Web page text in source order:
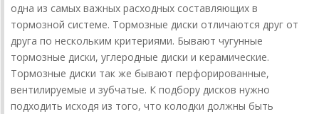
одна из самых важных расходных составляющих в
тормозной системе. Тормозные диски отличаются друг от
друга по нескольким критериями. Бывают чугунные
тормозные диски, углеродные диски и керамические.
Тормозные диски так же бывают перфорированные,
вентилируемые и зубчатые. К подбору дисков нужно
подходить исходя из того, что колодки должны быть